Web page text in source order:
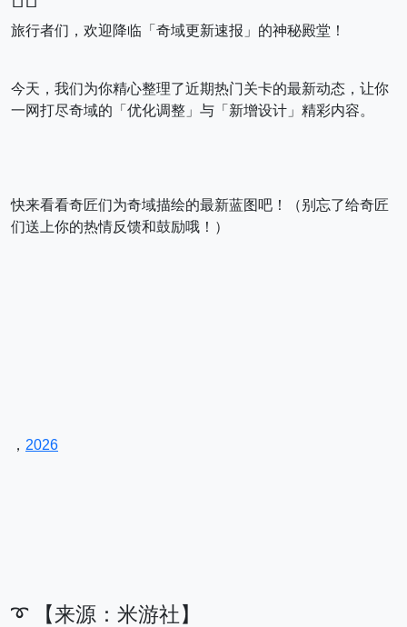
旅行者们，欢迎降临「奇域更新速报」的神秘殿堂！
今天，我们为你精心整理了近期热门关卡的最新动态，让你
一网打尽奇域的「优化调整」与「新增设计」精彩内容。
快来看看奇匠们为奇域描绘的最新蓝图吧！（别忘了给奇匠
们送上你的热情反馈和鼓励哦！）
， 2026
➰ 【来源：米游社】